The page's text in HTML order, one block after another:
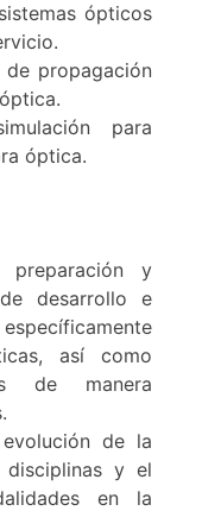
ópticos
propagación
para
óptica.
y
desarrollo e
así como
de manera
de la
disciplinas y el
en la